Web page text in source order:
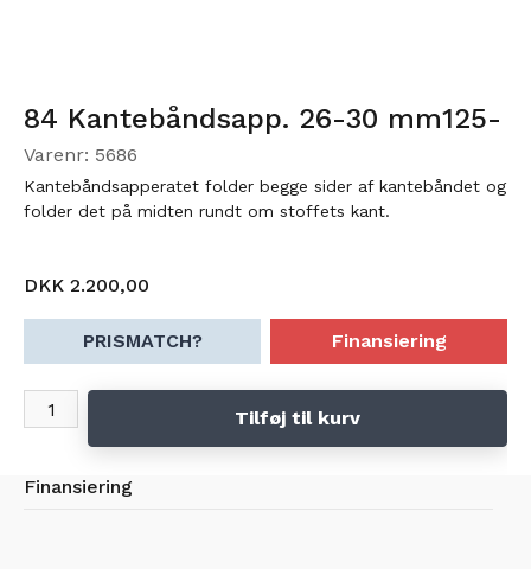
84 Kantebåndsapp. 26-30 mm125-
Varenr: 5686
Kantebåndsapperatet folder begge sider af kantebåndet og
folder det på midten rundt om stoffets kant.
DKK 2.200,00
PRISMATCH? Finansiering
Tilføj til kurv
Finansiering